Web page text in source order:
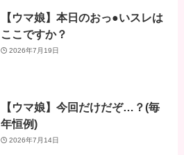
【ウマ娘】本日のおっ●いスレは
ここですか？
2026年7月19日
【ウマ娘】今回だけだぞ…？(毎
年恒例)
2026年7月14日